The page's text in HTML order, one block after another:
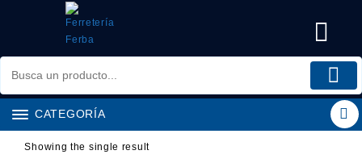
CATEGORÍA
Showing the single result